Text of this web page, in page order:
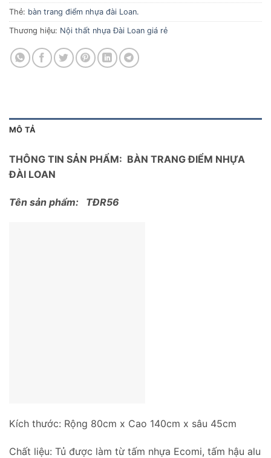
Thẻ: bàn trang điểm nhựa đài Loan.
Thương hiệu: Nội thất nhựa Đài Loan giá rẻ
MÔ TẢ
THÔNG TIN SẢN PHẨM: BÀN TRANG ĐIỂM NHỰA
ĐÀI LOAN
Tên sản phẩm: TĐR56
Kích thước: Rộng 80cm x Cao 140cm x sâu 45cm
Chất liệu: Tủ được làm từ tấm nhựa Ecomi, tấm hậu alu